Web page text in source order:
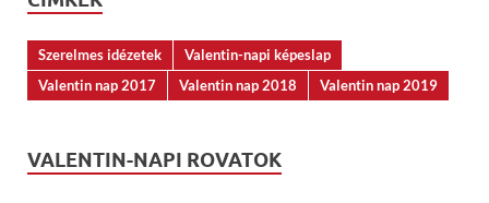
Szerelmes idézetek
Valentin-napi képeslap
Valentin nap 2017
Valentin nap 2018 Valentin nap 2019
VALENTIN-NAPI ROVATOK